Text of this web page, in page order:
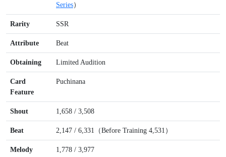
Series）
Rarity SSR
Attribute Beat
Obtaining Limited Audition
Card
Feature
Puchinana
Shout 1,658 / 3,508
Beat 2,147 / 6,331（Before Training 4,531）
Melody 1,778 / 3,977